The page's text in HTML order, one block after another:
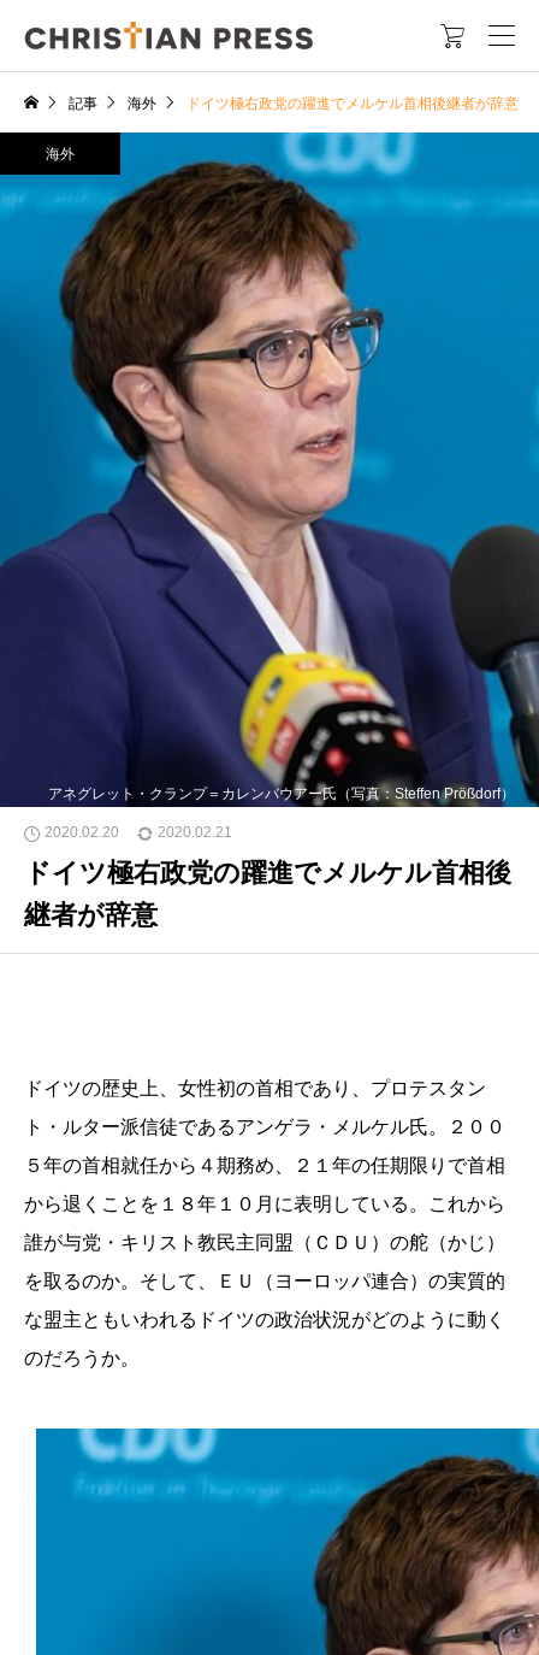

記事 海外 ドイツ極右政党の躍進でメルケル首相後継者が辞意
アネグレット・クランプ＝カレンバウアー氏（写真：Steffen Prößdorf）
海外
2020.02.20 2020.02.21
ドイツ極右政党の躍進でメルケル首相後
継者が辞意
ドイツの歴史上、女性初の首相であり、プロテスタン
ト・ルター派信徒であるアンゲラ・メルケル氏。２００
５年の首相就任から４期務め、２１年の任期限りで首相
から退くことを１８年１０月に表明している。これから
誰が与党・キリスト教民主同盟（ＣＤＵ）の舵（かじ）
を取るのか。そして、ＥＵ（ヨーロッパ連合）の実質的
な盟主ともいわれるドイツの政治状況がどのように動く
のだろうか。